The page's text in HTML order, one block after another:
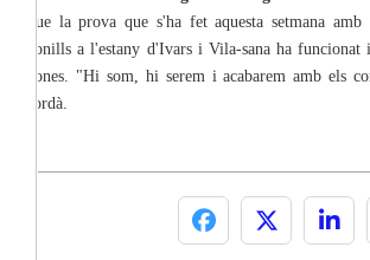
que la prova que s'ha fet aquesta setmana
conills a l'estany d'Ivars i Vila-sana ha funcionat
zones. "Hi som, hi serem i acabarem amb els
Jordà.